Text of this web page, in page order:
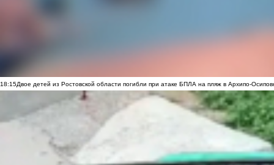
18:15Двое детей из Ростовской области погибли при атаке БПЛА на пляж в Архипо-